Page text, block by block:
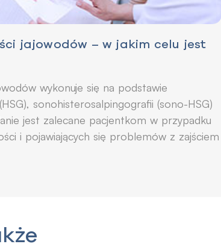
jajowodów – w jakim celu jest
wykonuje się na podstawie
sonohisterosalpingografii (sono-HSG)
jest zalecane pacjentkom w przypadku
i pojawiających się problemów z zajściem